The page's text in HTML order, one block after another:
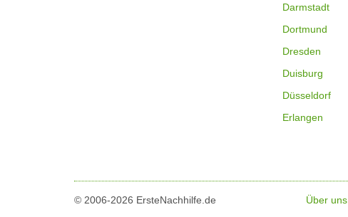
Darmstadt
Dortmund
Dresden
Duisburg
Düsseldorf
Erlangen
© 2006-2026 ErsteNachhilfe.de Über uns